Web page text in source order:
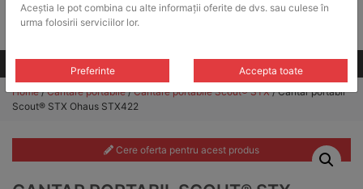
Toate produsele
Home/Cantare portabile/Cantare portabile Scout® STX/ Cantar portabil
Scout® STX Ohaus STX422
Cere oferta pentru acest produs
Aceștia le pot combina cu alte informații oferite de dvs. sau culese în
urma folosirii serviciilor lor.
Preferinte Accepta toate